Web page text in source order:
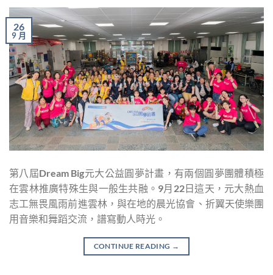
26
9 月
第八屆Dream Big元大公益圓夢計畫，有兩個圓夢團體積極
在雲林推廣特殊生與一般生共融。9月22日這天，元大熱血
志工無畏風雨前進雲林，與在地的晨光協會、折翼天使樂團
用音樂和舞蹈交流，譜寫動人時光。
CONTINUE READING →